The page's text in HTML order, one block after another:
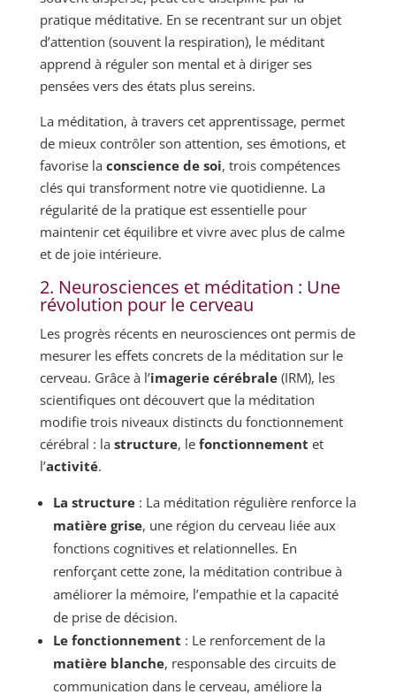
pratique méditative. En se recentrant sur un objet
d’attention (souvent la respiration), le méditant
apprend à réguler son mental et à diriger ses
pensées vers des états plus sereins.
La méditation, à travers cet apprentissage, permet
de mieux contrôler son attention, ses émotions, et
favorise la conscience de soi, trois compétences
clés qui transforment notre vie quotidienne. La
régularité de la pratique est essentielle pour
maintenir cet équilibre et vivre avec plus de calme
et de joie intérieure.
2. Neurosciences et méditation : Une
révolution pour le cerveau
Les progrès récents en neurosciences ont permis de
mesurer les effets concrets de la méditation sur le
cerveau. Grâce à l’imagerie cérébrale(IRM), les
scientifiques ont découvert que la méditation
modifie trois niveaux distincts du fonctionnement
cérébral : la structure, le fonctionnement et
l’activité.
La structure: La méditation régulière renforce la
matière grise, une région du cerveau liée aux
fonctions cognitives et relationnelles. En
renforçant cette zone, la méditation contribue à
améliorer la mémoire, l’empathie et la capacité
de prise de décision.
Le fonctionnement : Le renforcement de la
matière blanche, responsable des circuits de
communication dans le cerveau, améliore la